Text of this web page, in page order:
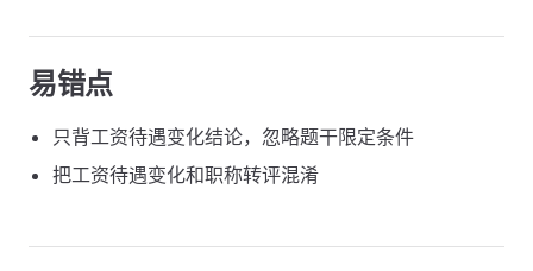
易错点
只背工资待遇变化结论，忽略题干限定条件
把工资待遇变化和职称转评混淆